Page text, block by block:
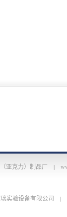
（亚克力）制品厂 |
实验设备有限公司 |